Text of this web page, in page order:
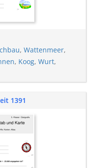
, Wattenmeer,
, Koog, Wurt,
1391